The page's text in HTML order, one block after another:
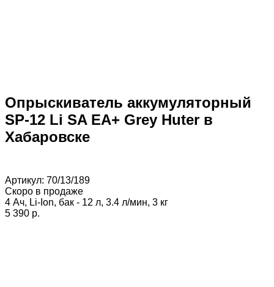
Опрыскиватель аккумуляторный
SP-12 Li SA EA+ Grey Huter в
Хабаровске
Артикул: 70/13/189
Скоро в продаже
4 Ач, Li-Ion, бак - 12 л, 3.4 л/мин, 3 кг
5 390 p.